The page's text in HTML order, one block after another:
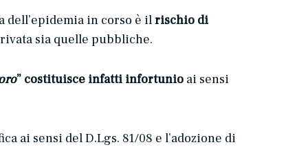
dell’epidemia in corso è ilrischio di
sia quelle pubbliche.
” costituisce infatti infortunio ai sensi
ai sensi del D.Lgs. 81/08 e l’adozione di